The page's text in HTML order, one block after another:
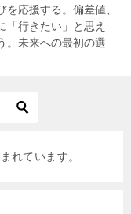
応援する。偏差値、
「行きたい」と思え
。未来への最初の選
れています。